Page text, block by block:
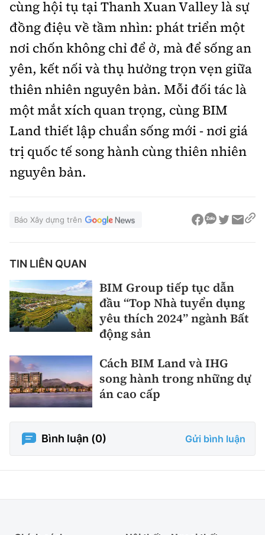
cùng hội tụ tại Thanh Xuan Valley là sự
đồng điệu về tầm nhìn: phát triển một
nơi chốn không chỉ để ở, mà để sống an
yên, kết nối và thụ hưởng trọn vẹn giữa
thiên nhiên nguyên bản. Mỗi đối tác là
một mắt xích quan trọng, cùng BIM
Land thiết lập chuẩn sống mới - nơi giá
trị quốc tế song hành cùng thiên nhiên
nguyên bản.
Báo Xây dựng trên
TIN LIÊN QUAN
BIM Group tiếp tục dẫn
đầu “Top Nhà tuyển dụng
yêu thích 2024” ngành Bất
động sản
Cách BIM Land và IHG
song hành trong những dự
án cao cấp
Bình luận (0) Gửi bình luận